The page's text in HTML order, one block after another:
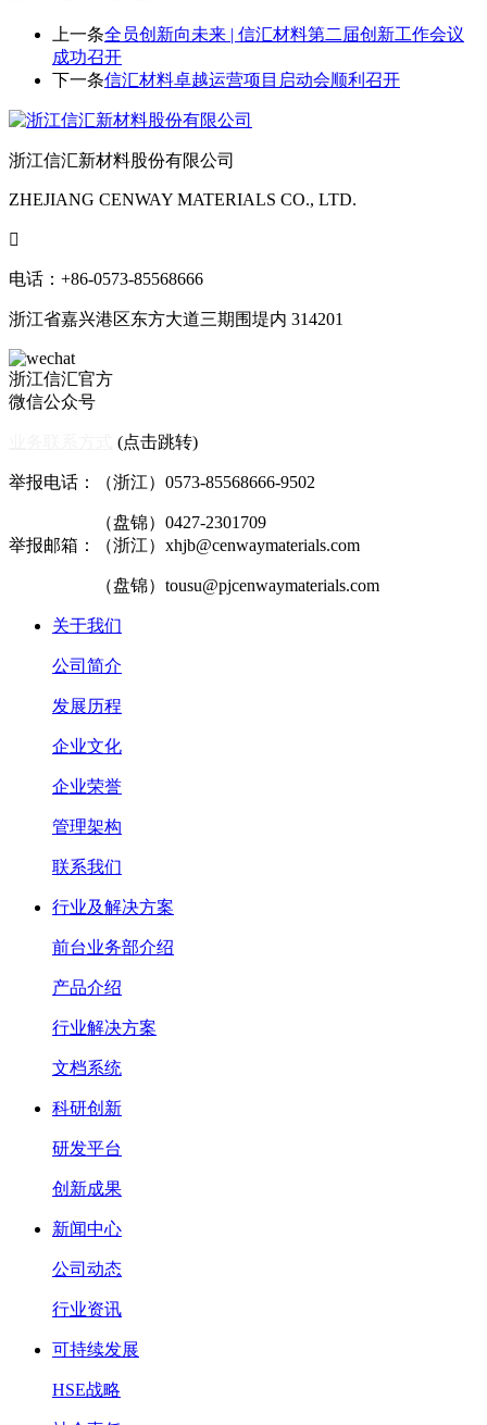
上一条全员创新向未来 | 信汇材料第二届创新工作会议
成功召开
下一条信汇材料卓越运营项目启动会顺利召开
浙江信汇新材料股份有限公司
ZHEJIANG CENWAY MATERIALS CO., LTD.

电话：+86-0573-85568666
浙江省嘉兴港区东方大道三期围堤内 314201
浙江信汇官方
微信公众号
(点击跳转)
举报电话：（浙江）0573-85568666-9502
（盘锦）0427-2301709
举报邮箱：（浙江）xhjb@cenwaymaterials.com
（盘锦）tousu@pjcenwaymaterials.com
关于我们
公司简介
发展历程
企业文化
企业荣誉
管理架构
联系我们
行业及解决方案
前台业务部介绍
产品介绍
行业解决方案
文档系统
科研创新
研发平台
创新成果
新闻中心
公司动态
行业资讯
可持续发展
HSE战略